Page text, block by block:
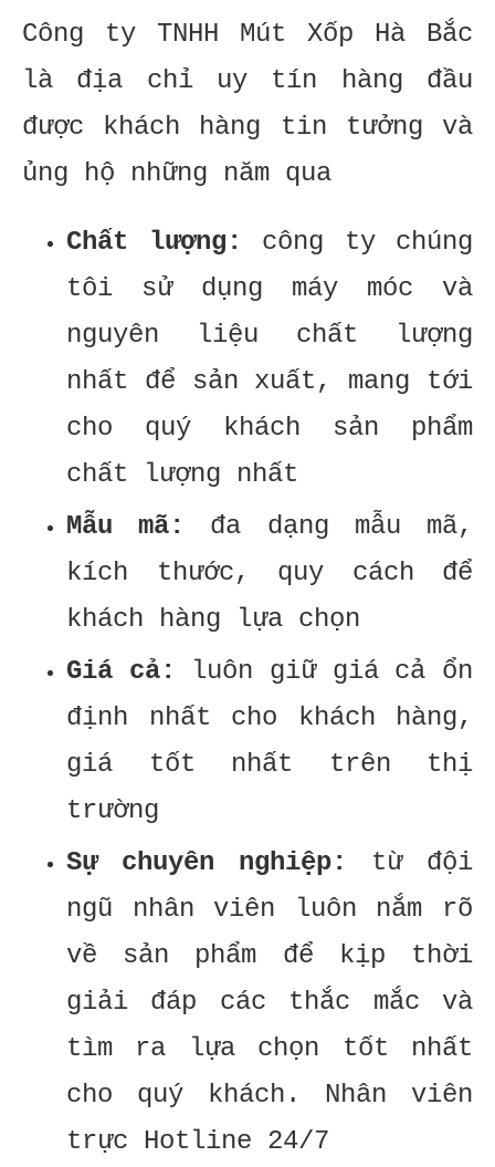
Công ty TNHH Mút Xốp Hà Bắc
là địa chỉ uy tín hàng đầu
được khách hàng tin tưởng và
ủng hộ những năm qua
Chất lượng:
công ty chúng
tôi sử dụng máy móc và
nguyên liệu chất lượng
nhất để sản xuất, mang tới
cho quý khách sản phẩm
chất lượng nhất
Mẫu mã:
đa dạng mẫu mã,
kích thước, quy cách để
khách hàng lựa chọn
Giá cả:
luôn giữ giá cả ổn
định nhất cho khách hàng,
giá tốt nhất trên thị
trường
Sự chuyên nghiệp:
từ đội
ngũ nhân viên luôn nắm rõ
về sản phẩm để kịp thời
giải đáp các thắc mắc và
tìm ra lựa chọn tốt nhất
cho quý khách. Nhân viên
trực Hotline 24/7